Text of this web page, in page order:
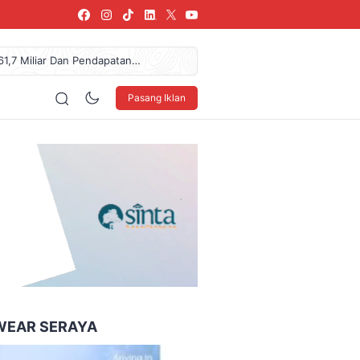
Miliar Dan Pendapatan
Ke XXXV Di Makassar
Donasi Rp36,57 Juta
SPPG Karangturi
Pasang Iklan
SERAYA